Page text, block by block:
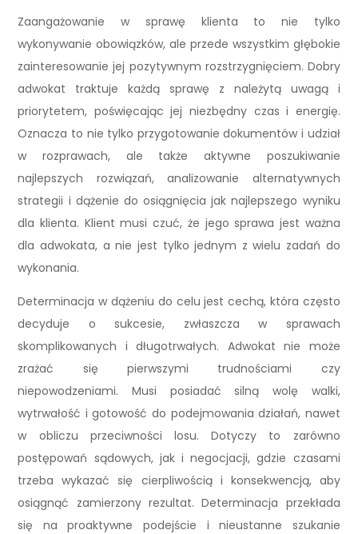
Zaangażowanie w sprawę klienta to nie tylko
wykonywanie obowiązków, ale przede wszystkim głębokie
zainteresowanie jej pozytywnym rozstrzygnięciem. Dobry
adwokat traktuje każdą sprawę z należytą uwagą i
priorytetem, poświęcając jej niezbędny czas i energię.
Oznacza to nie tylko przygotowanie dokumentów i udział
w rozprawach, ale także aktywne poszukiwanie
najlepszych rozwiązań, analizowanie alternatywnych
strategii i dążenie do osiągnięcia jak najlepszego wyniku
dla klienta. Klient musi czuć, że jego sprawa jest ważna
dla adwokata, a nie jest tylko jednym z wielu zadań do
wykonania.
Determinacja w dążeniu do celu jest cechą, która często
decyduje o sukcesie, zwłaszcza w sprawach
skomplikowanych i długotrwałych. Adwokat nie może
zrażać się pierwszymi trudnościami czy
niepowodzeniami. Musi posiadać silną wolę walki,
wytrwałość i gotowość do podejmowania działań, nawet
w obliczu przeciwności losu. Dotyczy to zarówno
postępowań sądowych, jak i negocjacji, gdzie czasami
trzeba wykazać się cierpliwością i konsekwencją, aby
osiągnąć zamierzony rezultat. Determinacja przekłada
się na proaktywne podejście i nieustanne szukanie